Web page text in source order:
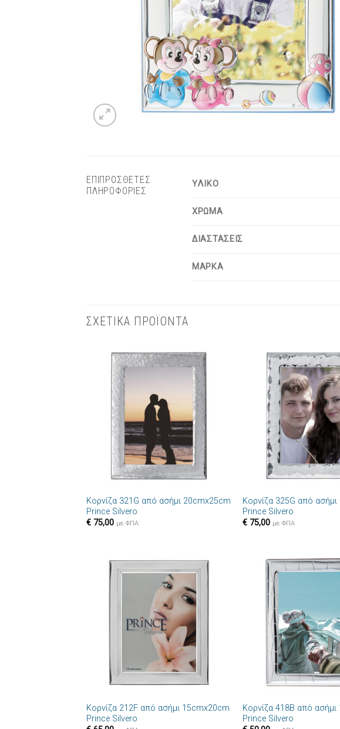
ΕΠΙΠΡΟΣΘΕΤΕΣ
ΠΛΗΡΟΦΟΡΙΕΣ
ΥΛΙΚΟ
ΧΡΩΜΑ
ΔΙΑΣΤΑΣΕΙΣ
ΜΑΡΚΑ
ΣΧΕΤΙΚΑ ΠΡΟΪΟΝΤΑ
Πρόσθήκη
στην λίστα
επιθυμιών
Κορνίζα 321G από ασήμι 20cmx25cm
Prince Silvero
€75,00 με ΦΠΑ
Κορνίζα 325G από
Prince Silvero
€ 75,00 με ΦΠΑ
στην λίστα
επιθυμιών
Κορνίζα 212F από ασήμι 15cmx20cm
Prince Silvero
Κορνίζα 418B από
Prince Silvero